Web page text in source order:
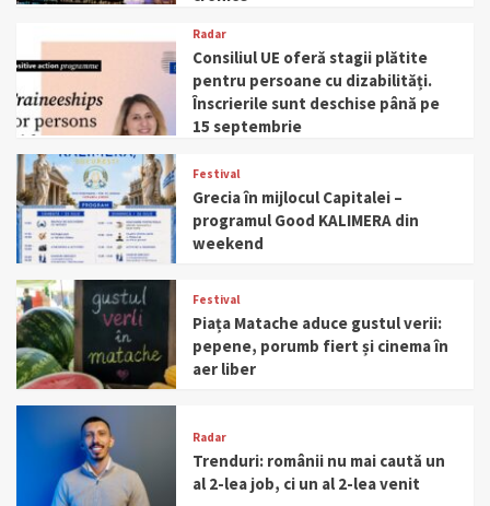
Radar
Consiliul UE oferă stagii plătite
pentru persoane cu dizabilități.
Înscrierile sunt deschise până pe
15 septembrie
Festival
Grecia în mijlocul Capitalei –
programul Good KALIMERA din
weekend
Festival
Piața Matache aduce gustul verii:
pepene, porumb fiert și cinema în
aer liber
Radar
Trenduri: românii nu mai caută un
al 2-lea job, ci un al 2-lea venit